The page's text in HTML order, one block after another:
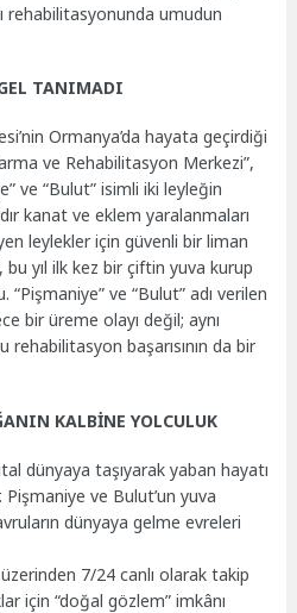
rehabilitasyonunda umudun
TANIMADI
Ormanya’da hayata geçirdiği
ve Rehabilitasyon Merkezi”,
ve “Bulut” isimli iki leyleğin
kanat ve eklem yaralanmaları
leylekler için güvenli bir liman
bu yıl ilk kez bir çiftin yuva kurup
ve “Bulut” adı verilen
bir üreme olayı değil; aynı
başarısının da bir
KALBİNE YOLCULUK
dünyaya taşıyarak yaban hayatı
Pişmaniye ve Bulut’un yuva
dünyaya gelme evreleri
7/24 canlı olarak takip
için “doğal gözlem” imkânı